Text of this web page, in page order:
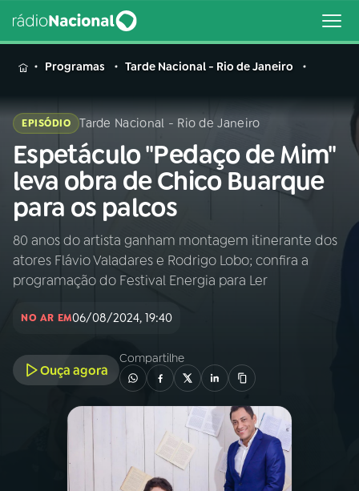
MENU
Buscar
na
Rádio
Nacional
Buscar
AO VIVO
INÍCIO
Programas Tarde Nacional - Rio de Janeiro
EPISÓDIO Tarde Nacional - Rio de Janeiro
Espetáculo "Pedaço de Mim"
leva obra de Chico Buarque
para os palcos
80 anos do artista ganham montagem itinerante dos
atores Flávio Valadares e Rodrigo Lobo; confira a
programação do Festival Energia para Ler
NO AR EM06/08/2024, 19:40
Ouça agora
Compartilhe